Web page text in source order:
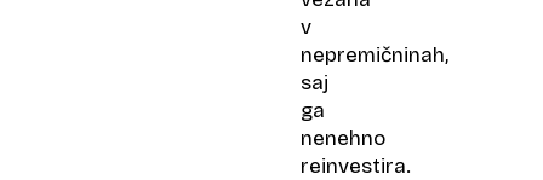
v
nepremičninah,
saj
ga
nenehno
reinvestira.